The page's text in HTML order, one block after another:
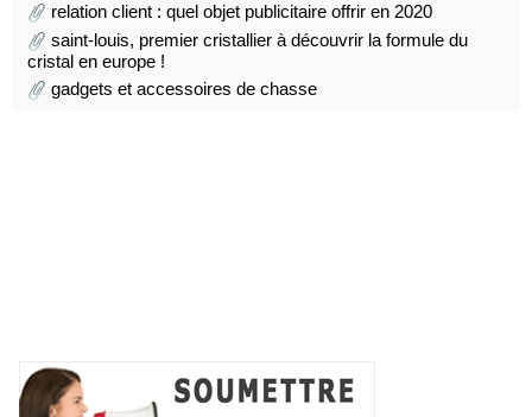
relation client : quel objet publicitaire offrir en 2020
saint-louis, premier cristallier à découvrir la formule du
cristal en europe !
gadgets et accessoires de chasse